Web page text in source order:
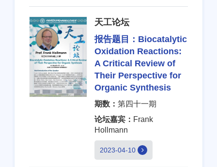
天工论坛
报告题目： Biocatalytic
Oxidation Reactions:
A Critical Review of
Their Perspective for
Organic Synthesis
期数： 第四十一期
论坛嘉宾： Frank
Hollmann
2023-04-10